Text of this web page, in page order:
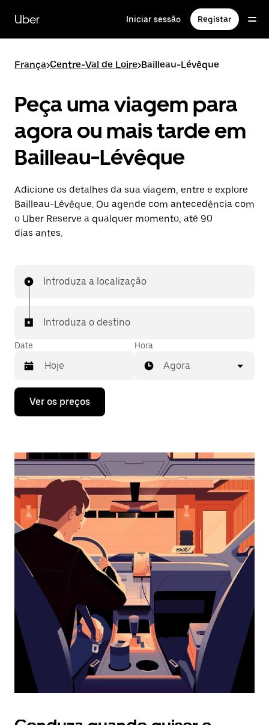
para
conteúdo
Uber Iniciar sessão Registar
França>Centre-Val de Loire>Bailleau-Lévêque
Peça uma viagem para
agora ou mais tarde em
Bailleau-Lévêque
Adicione os detalhes da sua viagem, entre e explore
Bailleau-Lévêque. Ou agende com antecedência com
o Uber Reserve a qualquer momento, até 90
dias antes.
Introduza a localização
Introduza o destino
Date
Prima
tecla
interagir
o
calendário
selecionar
uma
data.
Prima
o
botão
o
calendário.
Hora
Agora
Ver os preços